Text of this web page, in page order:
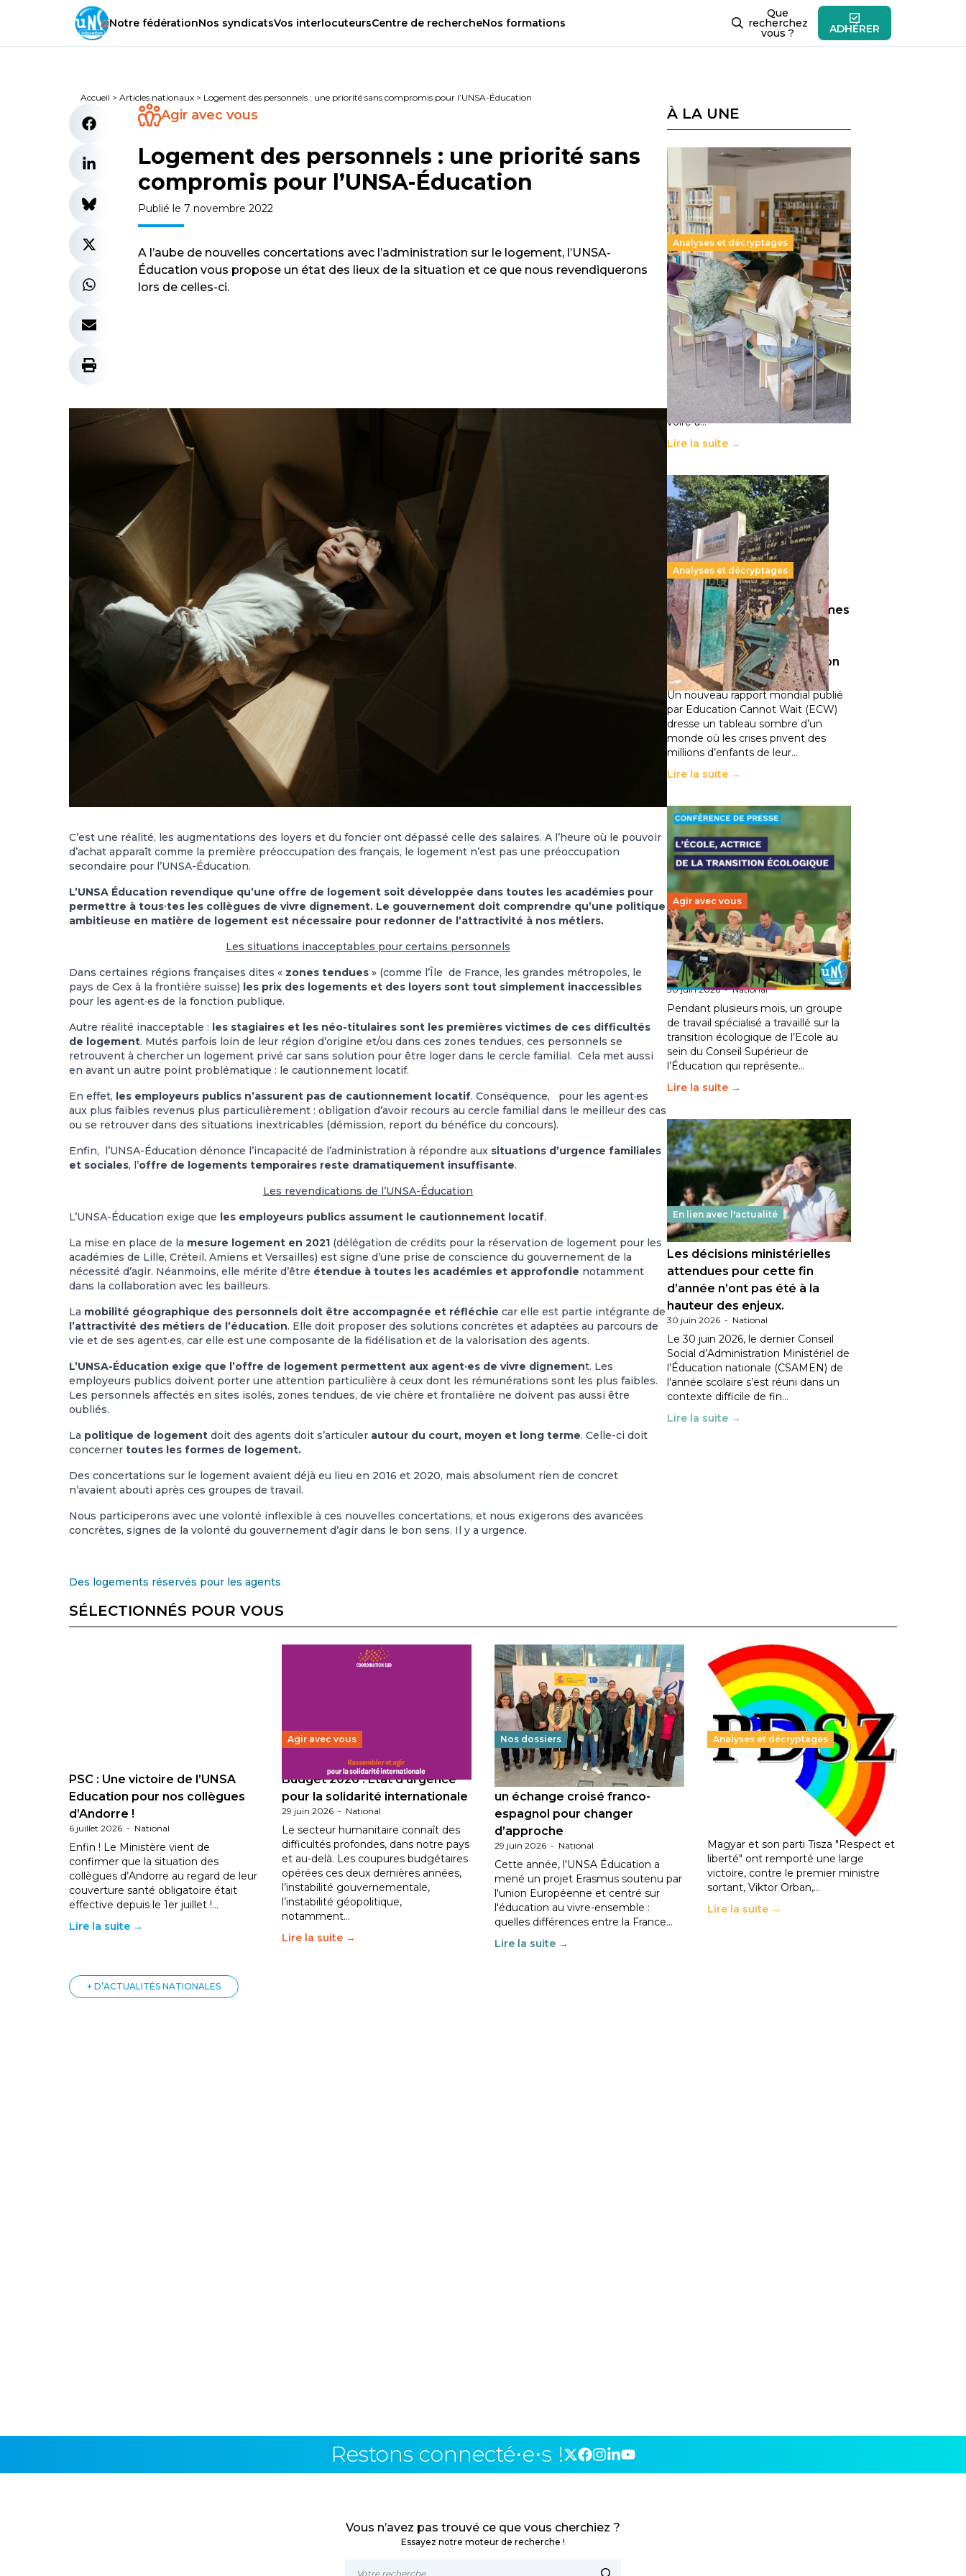
Notre fédérationNos syndicatsVos interlocuteursCentre de rechercheNos formations
Que
recherchez
vous ? ADHÉRER
Accueil > Articles nationaux > Logement des personnels : une priorité sans compromis pour l’UNSA-Éducation
Agir avec vous
Logement des personnels : une priorité sans
compromis pour l’UNSA-Éducation
Publié le 7 novembre 2022
A l’aube de nouvelles concertations avec l’administration sur le logement, l’UNSA-
Éducation vous propose un état des lieux de la situation et ce que nous revendiquerons
lors de celles-ci.
C’est une réalité, les augmentations des loyers et du foncier ont dépassé celle des salaires. A l’heure où le pouvoir
d’achat apparaît comme la première préoccupation des français, le logement n’est pas une préoccupation
secondaire pour l’UNSA-Éducation.
L’UNSA Éducation revendique qu’une offre de logement soit développée dans toutes les académies pour
permettre à tous∙tes les collègues de vivre dignement. Le gouvernement doit comprendre qu’une politique
ambitieuse en matière de logement est nécessaire pour redonner de l’attractivité à nos métiers.
Les situations inacceptables pour certains personnels
Dans certaines régions françaises dites « zones tendues » (comme l’Île de France, les grandes métropoles, le
pays de Gex à la frontière suisse) les prix des logements et des loyers sont tout simplement inaccessibles
pour les agent∙es de la fonction publique.
Autre réalité inacceptable : les stagiaires et les néo-titulaires sont les premières victimes de ces difficultés
de logement. Mutés parfois loin de leur région d’origine et/ou dans ces zones tendues, ces personnels se
retrouvent à chercher un logement privé car sans solution pour être loger dans le cercle familial. Cela met aussi
en avant un autre point problématique : le cautionnement locatif.
En effet, les employeurs publics n’assurent pas de cautionnement locatif. Conséquence, pour les agent·es
aux plus faibles revenus plus particulièrement : obligation d’avoir recours au cercle familial dans le meilleur des cas
ou se retrouver dans des situations inextricables (démission, report du bénéfice du concours).
Enfin, l’UNSA-Éducation dénonce l’incapacité de l’administration à répondre aux situations d’urgence familiales
et sociales, l’offre de logements temporaires reste dramatiquement insuffisante.
Les revendications de l’UNSA-Éducation
L’UNSA-Éducation exige que les employeurs publics assument le cautionnement locatif.
La mise en place de la mesure logement en 2021 (délégation de crédits pour la réservation de logement pour les
académies de Lille, Créteil, Amiens et Versailles) est signe d’une prise de conscience du gouvernement de la
nécessité d’agir. Néanmoins, elle mérite d’être étendue à toutes les académies et approfondie notamment
dans la collaboration avec les bailleurs.
La mobilité géographique des personnels doit être accompagnée et réfléchie car elle est partie intégrante de
l’attractivité des métiers de l’éducation. Elle doit proposer des solutions concrètes et adaptées au parcours de
vie et de ses agent·es, car elle est une composante de la fidélisation et de la valorisation des agents.
L’UNSA-Éducation exige que l’offre de logement permettent aux agent·es de vivre dignement. Les
employeurs publics doivent porter une attention particulière à ceux dont les rémunérations sont les plus faibles.
Les personnels affectés en sites isolés, zones tendues, de vie chère et frontalière ne doivent pas aussi être
oubliés.
La politique de logement doit des agents doit s’articuler autour du court, moyen et long terme. Celle-ci doit
concerner toutes les formes de logement.
Des concertations sur le logement avaient déjà eu lieu en 2016 et 2020, mais absolument rien de concret
n’avaient abouti après ces groupes de travail.
Nous participerons avec une volonté inflexible à ces nouvelles concertations, et nous exigerons des avancées
concrètes, signes de la volonté du gouvernement d’agir dans le bon sens. Il y a urgence.
Des logements réservés pour les agents
À LA UNE
Analyses et décryptages
Supérieur privé : une dérive
qui met à mal la promesse
républicaine
11 juillet 2026- National
Le projet de loi sur la régulation de
l’enseignement supérieur privé met
en lumière l’amplification d’un
système qui relègue l’acte
pédagogique au superfétatoire,
voire à…
Lire la suite →
Analyses et décryptages
258 millions d’enfants victimes
de la guerre, des chocs
climatiques et des
déplacements de population
11 juillet 2026 -National
Un nouveau rapport mondial publié
par Education Cannot Wait (ECW)
dresse un tableau sombre d’un
monde où les crises privent des
millions d’enfants de leur…
Lire la suite →
Agir avec vous
Transition écologique de
l’éducation : l’UNSA Éducation
fait bouger les lignes
30 juin 2026-National
Pendant plusieurs mois, un groupe
de travail spécialisé a travaillé sur la
transition écologique de l’Ecole au
sein du Conseil Supérieur de
l’Éducation qui représente…
Lire la suite →
En lien avec l'actualité
Les décisions ministérielles
attendues pour cette fin
d’année n’ont pas été à la
hauteur des enjeux.
30 juin 2026 - National
Le 30 juin 2026, le dernier Conseil
Social d’Administration Ministériel de
l’Éducation nationale (CSAMEN) de
l'année scolaire s’est réuni dans un
contexte difficile de fin…
Lire la suite →
SÉLECTIONNÉS POUR VOUS
PSC : Une victoire de l’UNSA
Education pour nos collègues
d’Andorre !
6 juillet 2026 - National
Enfin ! Le Ministère vient de
confirmer que la situation des
collègues d’Andorre au regard de leur
couverture santé obligatoire était
effective depuis le 1er juillet !…
Lire la suite →
Agir avec vous
Budget 2026 : État d’urgence
pour la solidarité internationale
29 juin 2026 - National
Le secteur humanitaire connaît des
difficultés profondes, dans notre pays
et au-delà. Les coupures budgétaires
opérées ces deux dernières années,
l’instabilité gouvernementale,
l’instabilité géopolitique,
notamment…
Lire la suite →
Nos dossiers
Éducation au vivre-ensemble :
un échange croisé franco-
espagnol pour changer
d’approche
29 juin 2026 - National
Cette année, l'UNSA Éducation a
mené un projet Erasmus soutenu par
l'union Européenne et centré sur
l'éducation au vivre-ensemble :
quelles différences entre la France…
Lire la suite →
Analyses et décryptages
Hongrie : du changement pour
les politiques éducatives, aussi !
En Hongrie, le conservateur Peter
Magyar et son parti Tisza "Respect et
liberté" ont remporté une large
victoire, contre le premier ministre
sortant, Viktor Orban,…
Lire la suite →
+ D’ACTUALITÉS NATIONALES
Restons connecté⋅e⋅s !
Vous n’avez pas trouvé ce que vous cherchiez ?
Essayez notre moteur de recherche !